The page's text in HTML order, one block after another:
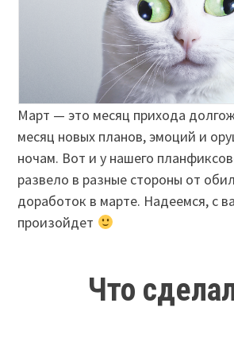
Март — это месяц прихода
месяц новых планов, эмоций и
ночам. Вот и у нашего
развело в разные стороны от
доработок в марте. Надеемся, с
произойдет
Что